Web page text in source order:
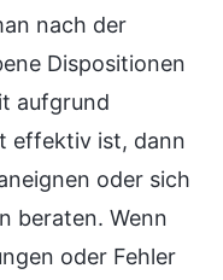
nach der
Dispositionen
aufgrund
effektiv ist, dann
oder sich
beraten. Wenn
oder Fehler